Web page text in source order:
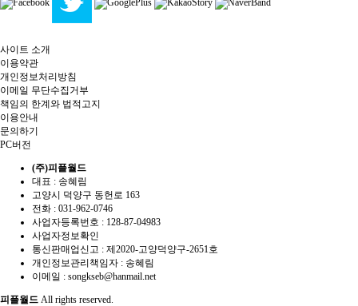
사이트 소개
이용약관
개인정보처리방침
이메일 무단수집거부
책임의 한계와 법적고지
이용안내
문의하기
PC버전
(주)피플월드
대표 : 송혜림
고양시 덕양구 동헌로 163
전화 : 031-962-0746
사업자등록번호 : 128-87-04983
사업자정보확인
통신판매업신고 : 제2020-고양덕양구-2651호
개인정보관리책임자 : 송혜림
이메일 : songkseb@hanmail.net
피플월드 All rights reserved.